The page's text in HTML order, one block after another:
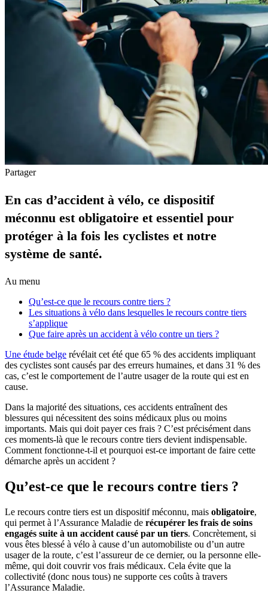
Partager
En cas d’accident à vélo, ce dispositif
méconnu est obligatoire et essentiel pour
protéger à la fois les cyclistes et notre
système de santé.
Au menu
Qu’est-ce que le recours contre tiers ?
Les situations à vélo dans lesquelles le recours contre tiers
s’applique
Que faire après un accident à vélo contre un tiers ?
Une étude belge révélait cet été que 65 % des accidents impliquant
des cyclistes sont causés par des erreurs humaines, et dans 31 % des
cas, c’est le comportement de l’autre usager de la route qui est en
cause.
Dans la majorité des situations, ces accidents entraînent des
blessures qui nécessitent des soins médicaux plus ou moins
importants. Mais qui doit payer ces frais ? C’est précisément dans
ces moments-là que le recours contre tiers devient indispensable.
Comment fonctionne-t-il et pourquoi est-ce important de faire cette
démarche après un accident ?
Qu’est-ce que le recours contre tiers ?
Le recours contre tiers est un dispositif méconnu, mais obligatoire,
qui permet à l’Assurance Maladie de récupérer les frais de soins
engagés suite à un accident causé par un tiers. Concrètement, si
vous êtes blessé à vélo à cause d’un automobiliste ou d’un autre
usager de la route, c’est l’assureur de ce dernier, ou la personne elle-
même, qui doit couvrir vos frais médicaux. Cela évite que la
collectivité (donc nous tous) ne supporte ces coûts à travers
l’Assurance Maladie.